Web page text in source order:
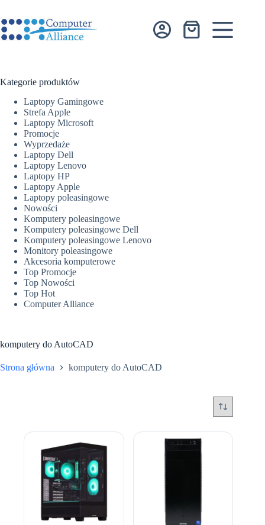
treści
Koszyk
komputery do AutoCAD
Strona główna komputery do AutoCAD
Kategorie produktów
Laptopy Gamingowe
Strefa Apple
Laptopy Microsoft
Promocje
Wyprzedaże
Laptopy Dell
Laptopy Lenovo
Laptopy HP
Laptopy Apple
Laptopy poleasingowe
Nowości
Komputery poleasingowe
Komputery poleasingowe Dell
Komputery poleasingowe Lenovo
Monitory poleasingowe
Akcesoria komputerowe
Top Promocje
Top Nowości
Top Hot
Computer Alliance